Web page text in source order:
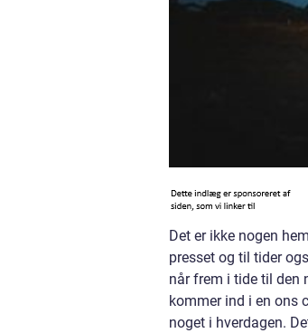
Det er ikke nogen
presset og til tider
når frem i tide til den
kommer ind i en ons
noget i hverdagen.